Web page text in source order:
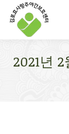
2021년